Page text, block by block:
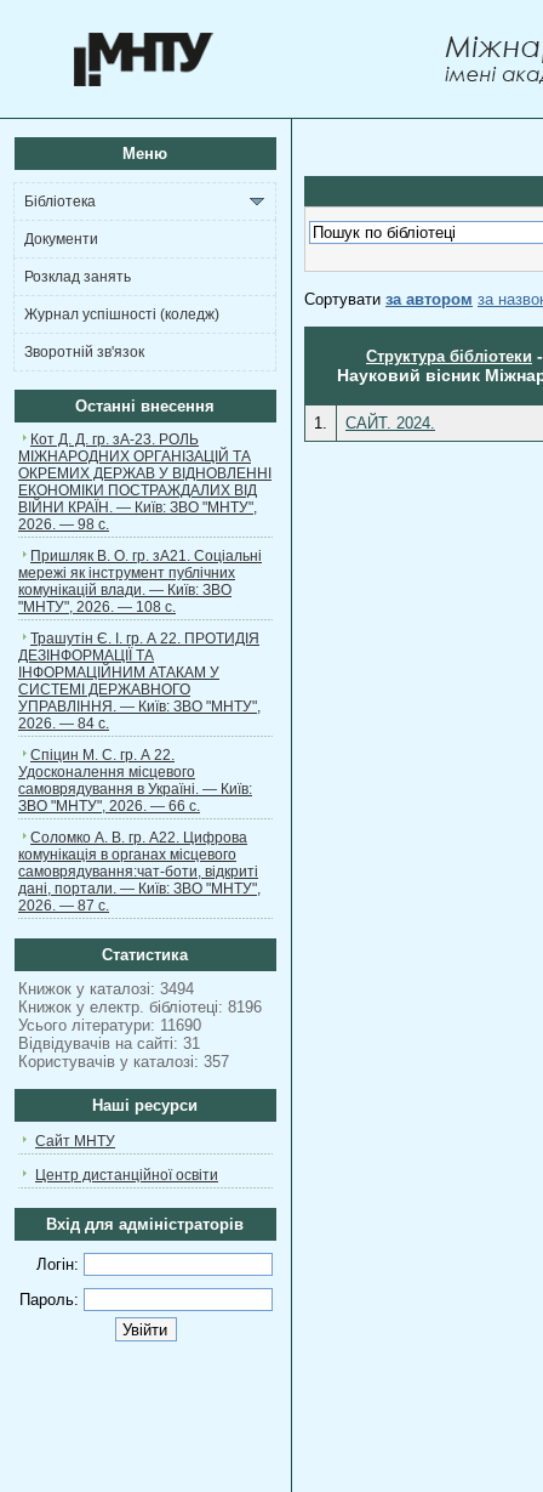
Меню
Бібліотека
Документи
Розклад занять
Журнал успішності (коледж)
Зворотній зв'язок
Останні внесення
Кот Д. Д. гр. зА-23. РОЛЬ
МІЖНАРОДНИХ ОРГАНІЗАЦІЙ ТА
ОКРЕМИХ ДЕРЖАВ У ВІДНОВЛЕННІ
ЕКОНОМІКИ ПОСТРАЖДАЛИХ ВІД
ВІЙНИ КРАЇН. — Київ: ЗВО "МНТУ",
2026. — 98 с.
Пришляк В. О. гр. зА21. Соціальні
мережі як інструмент публічних
комунікацій влади. — Київ: ЗВО
"МНТУ", 2026. — 108 с.
Трашутін Є. І. гр. А 22. ПРОТИДІЯ
ДЕЗІНФОРМАЦІЇ ТА
ІНФОРМАЦІЙНИМ АТАКАМ У
СИСТЕМІ ДЕРЖАВНОГО
УПРАВЛІННЯ. — Київ: ЗВО "МНТУ",
2026. — 84 с.
Спіцин М. С. гр. А 22.
Удосконалення місцевого
самоврядування в Україні. — Київ:
ЗВО "МНТУ", 2026. — 66 с.
Соломко А. В. гр. А22. Цифрова
комунікація в органах місцевого
самоврядування:чат-боти, відкриті
дані, портали. — Київ: ЗВО "МНТУ",
2026. — 87 с.
Статистика
Книжок у каталозі: 3494
Книжок у електр. бібліотеці: 8196
Усього літератури: 11690
Відвідувачів на сайті: 31
Користувачів у каталозі: 357
Наші ресурси
Сайт МНТУ
Центр дистанційної освіти
Вхід для адміністраторів
Логін:
Пароль:
Сортувати за автором за
Структура бібліотеки
Науковий вісник
1. САЙТ. 2024.